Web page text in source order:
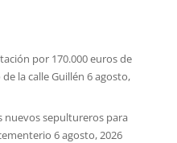
por 170.000 euros de
la calle Guillén 6 agosto,
sepultureros para
6 agosto, 2026